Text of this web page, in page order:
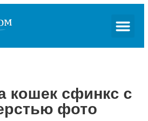
кошек сфинкс с
фото